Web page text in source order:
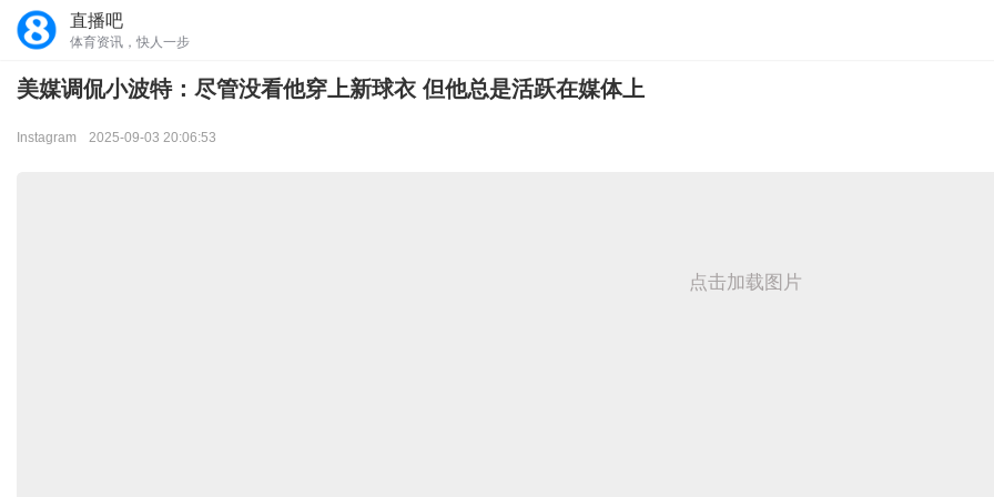
直播吧
体育资讯，快人一步
美媒调侃小波特：尽管没看他穿上新球衣 但他总是活跃在媒体上
Instagram 2025-09-03 20:06:53
点击加载图片